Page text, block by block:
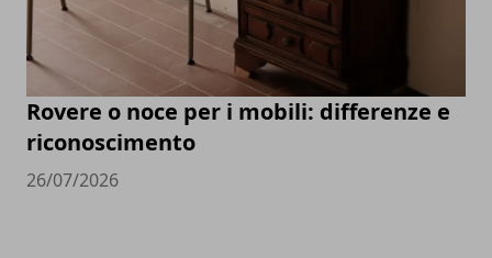
Rovere o noce per i mobili: differenze e
riconoscimento
26/07/2026